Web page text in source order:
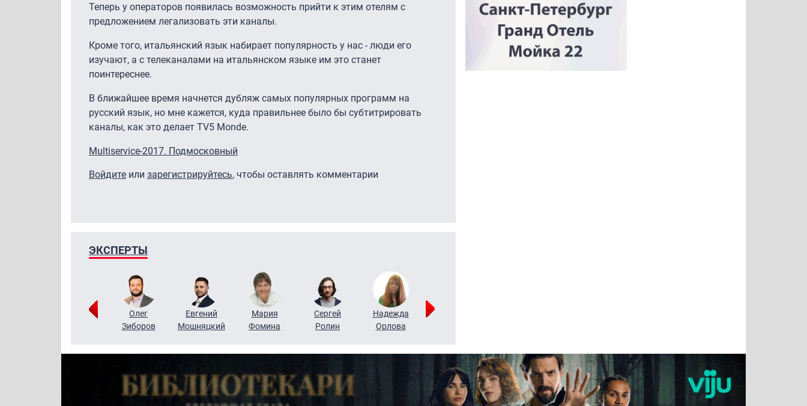
Теперь у операторов появилась возможность прийти к этим отелям с
предложением легализовать эти каналы.
Кроме того, итальянский язык набирает популярность у нас - люди его
изучают, а с телеканалами на итальянском языке им это станет
поинтереснее.
В ближайшее время начнется дубляж самых популярных программ на
русский язык, но мне кажется, куда правильнее было бы субтитрировать
каналы, как это делает TV5 Monde.
Multiservice-2017. Подмосковный
Войдите или зарегистрируйтесь, чтобы оставлять комментарии
ЭКСПЕРТЫ
Григорий
Олег
Зиборов
Евгений
Мошняцкий
Мария
Фомина
Сергей
Ролин
Надежда
Орлова